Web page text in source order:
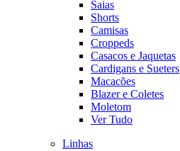
Saias
Shorts
Camisas
Croppeds
Casacos e Jaquetas
Cardigans e Sueters
Macacões
Blazer e Coletes
Moletom
Ver Tudo
Linhas